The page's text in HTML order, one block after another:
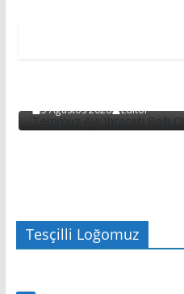
5 Ağustos 2026 Editör
Tesçilli Loğomuz